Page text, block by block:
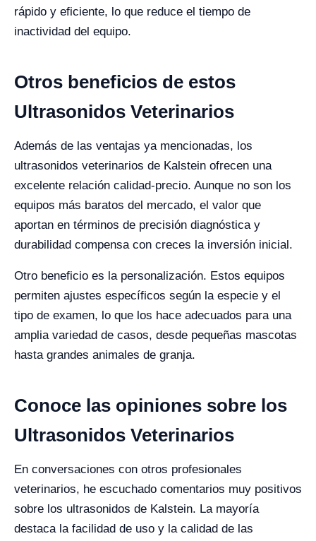
rápido y eficiente, lo que reduce el tiempo de
inactividad del equipo.
Otros beneficios de estos
Ultrasonidos Veterinarios
Además de las ventajas ya mencionadas, los
ultrasonidos veterinarios de Kalstein ofrecen una
excelente relación calidad-precio. Aunque no son los
equipos más baratos del mercado, el valor que
aportan en términos de precisión diagnóstica y
durabilidad compensa con creces la inversión inicial.
Otro beneficio es la personalización. Estos equipos
permiten ajustes específicos según la especie y el
tipo de examen, lo que los hace adecuados para una
amplia variedad de casos, desde pequeñas mascotas
hasta grandes animales de granja.
Conoce las opiniones sobre los
Ultrasonidos Veterinarios
En conversaciones con otros profesionales
veterinarios, he escuchado comentarios muy positivos
sobre los ultrasonidos de Kalstein. La mayoría
destaca la facilidad de uso y la calidad de las